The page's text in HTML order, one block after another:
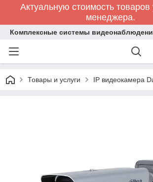
Актуальную стоимость товаров
менеджера.
Комплексные системы
Товары и услуги IP видеокамера